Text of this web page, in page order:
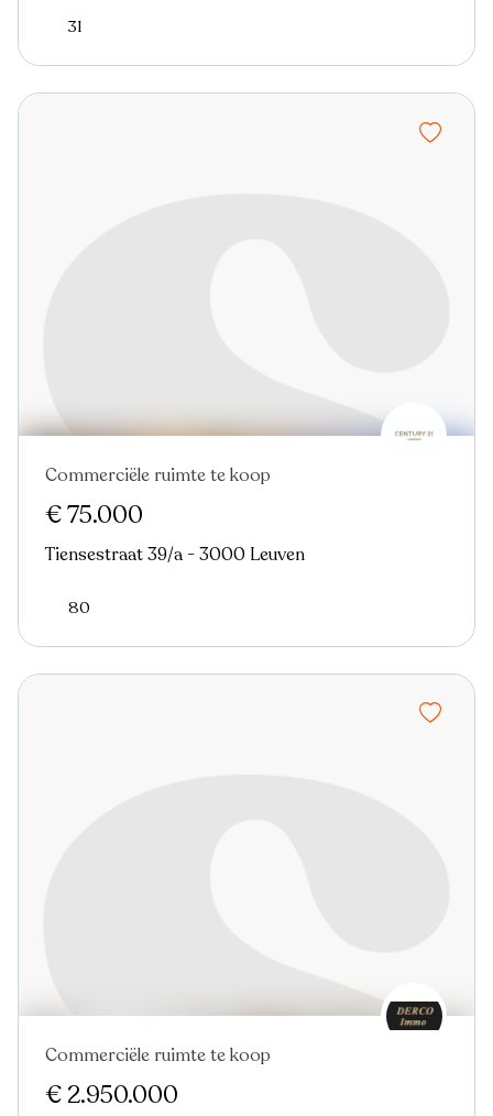
31
Commerciële ruimte te koop
€ 75.000
Tiensestraat 39/a - 3000 Leuven
80
Commerciële ruimte te koop
€ 2.950.000